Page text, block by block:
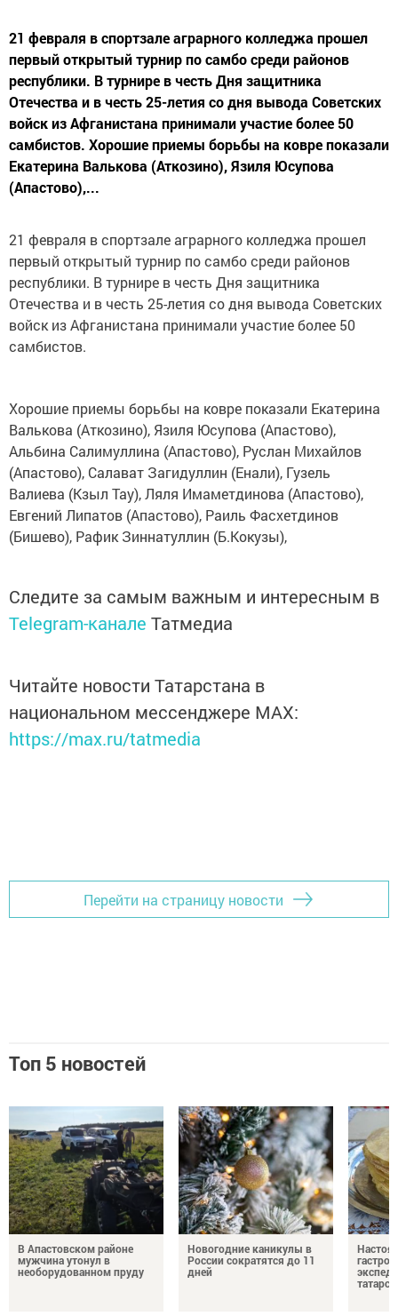
21 февраля в спортзале аграрного колледжа прошел
первый открытый турнир по самбо среди районов
республики. В турнире в честь Дня защитника
Отечества и в честь 25-летия со дня вывода Советских
войск из Афганистана принимали участие более 50
самбистов. Хорошие приемы борьбы на ковре показали
Екатерина Валькова (Аткозино), Язиля Юсупова
(Апастово),...
21 февраля в спортзале аграрного колледжа прошел
первый открытый турнир по самбо среди районов
республики. В турнире в честь Дня защитника
Отечества и в честь 25-летия со дня вывода Советских
войск из Афганистана принимали участие более 50
самбистов.
Хорошие приемы борьбы на ковре показали Екатерина
Валькова (Аткозино), Язиля Юсупова (Апастово),
Альбина Салимуллина (Апастово), Руслан Михайлов
(Апастово), Салават Загидуллин (Енали), Гузель
Валиева (Кзыл Тау), Ляля Имаметдинова (Апастово),
Евгений Липатов (Апастово), Раиль Фасхетдинов
(Бишево), Рафик Зиннатуллин (Б.Кокузы),
Следите за самым важным и интересным в
Telegram-канале Татмедиа
Читайте новости Татарстана в
национальном мессенджере MАХ:
https://max.ru/tatmedia
Перейти на страницу новости
Топ 5 новостей
В Апастовском районе
мужчина утонул в
необорудованном пруду
Новогодние каникулы в
России сократятся до 11
дней